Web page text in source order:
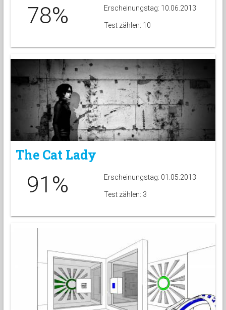
78% Erscheinungstag: 10.06.2013
Test zählen: 10
The Cat Lady
91% Erscheinungstag: 01.05.2013
Test zählen: 3